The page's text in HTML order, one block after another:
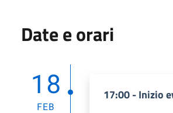
Date e orari
18
FEB
17:00 - Inizio